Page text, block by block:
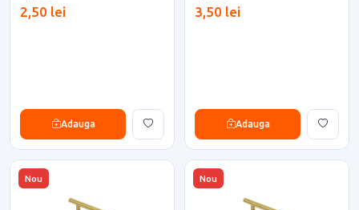
2,50 lei
Adauga
3,50 lei
Adauga
Nou Nou